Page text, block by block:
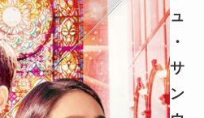
ュ
・
サ
ン